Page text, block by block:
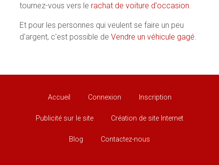
tournez-vous vers le rachat de voiture d'occasion.
Et pour les personnes qui veulent se faire un peu
d'argent, c'est possible de Vendre un véhicule gagé.
Accueil Connexion Inscription
Publicité sur le site Création de site Internet
Blog Contactez-nous